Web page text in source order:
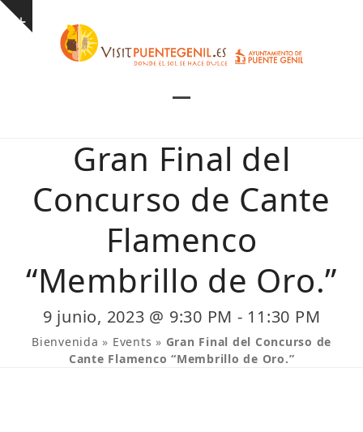
Skip
Show
mobile
menu
mobile
menu
Gran Final del
Concurso de Cante
Flamenco
“Membrillo de Oro.”
9 junio, 2023 @ 9:30 PM - 11:30 PM
Bienvenida » Events » Gran Final del Concurso de
Cante Flamenco “Membrillo de Oro.”